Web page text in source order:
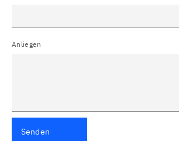
Anliegen
Senden